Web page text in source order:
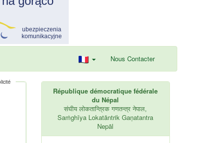
Nous Contacter
République démocratique fédérale
du Népal
संघीय लोकतान्त्रिक गणतन्त्र नेपाल,
Saṁghīya Lokatāntrik Gaṇatantra
Nepāl